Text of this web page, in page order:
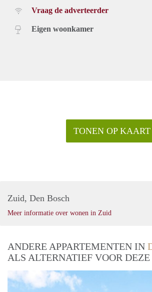
Vraag de adverteerder
Eigen woonkamer
TONEN OP KAART
Zuid, Den Bosch
Meer informatie over wonen in Zuid
ANDERE APPARTEMENTEN IN
ALS ALTERNATIEF VOOR